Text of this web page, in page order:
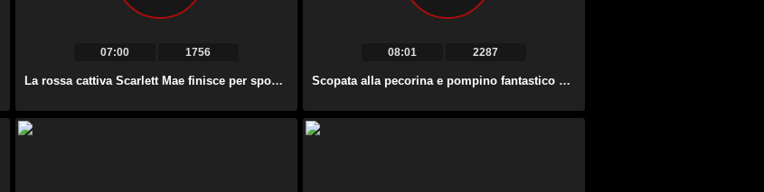
07:00 1756
La rossa cattiva Scarlett Mae finisce per spogliarsi e fa un fantastico pompino.
08:01 2287
Scopata alla pecorina e pompino fantastico eseguito dall’affascinante Ember Stone.